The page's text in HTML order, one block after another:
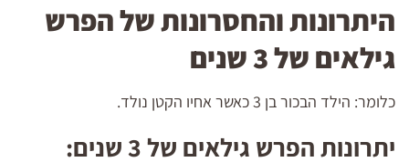
היתרונות והחסרונות של הפרש
גילאים של 3 שנים
כלומר: הילד הבכור בן 3 כאשר אחיו הקטן נולד.
יתרונות הפרש גילאים של 3 שנים: